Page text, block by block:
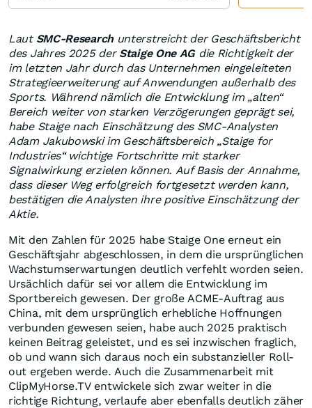
Laut SMC-Researchunterstreicht der Geschäftsbericht
des Jahres 2025 der Staige One AGdie Richtigkeit der
im letzten Jahr durch das Unternehmen eingeleiteten
Strategieerweiterung auf Anwendungen außerhalb des
Sports. Während nämlich die Entwicklung im „alten“
Bereich weiter von starken Verzögerungen geprägt sei,
habe Staige nach Einschätzung des SMC-Analysten
Adam Jakubowski im Geschäftsbereich „Staige for
Industries“ wichtige Fortschritte mit starker
Signalwirkung erzielen können. Auf Basis der Annahme,
dass dieser Weg erfolgreich fortgesetzt werden kann,
bestätigen die Analysten ihre positive Einschätzung der
Aktie.
Mit den Zahlen für 2025 habe Staige One erneut ein
Geschäftsjahr abgeschlossen, in dem die ursprünglichen
Wachstumserwartungen deutlich verfehlt worden seien.
Ursächlich dafür sei vor allem die Entwicklung im
Sportbereich gewesen. Der große ACME-Auftrag aus
China, mit dem ursprünglich erhebliche Hoffnungen
verbunden gewesen seien, habe auch 2025 praktisch
keinen Beitrag geleistet, und es sei inzwischen fraglich,
ob und wann sich daraus noch ein substanzieller Roll-
out ergeben werde. Auch die Zusammenarbeit mit
ClipMyHorse.TV entwickele sich zwar weiter in die
richtige Richtung, verlaufe aber ebenfalls deutlich zäher